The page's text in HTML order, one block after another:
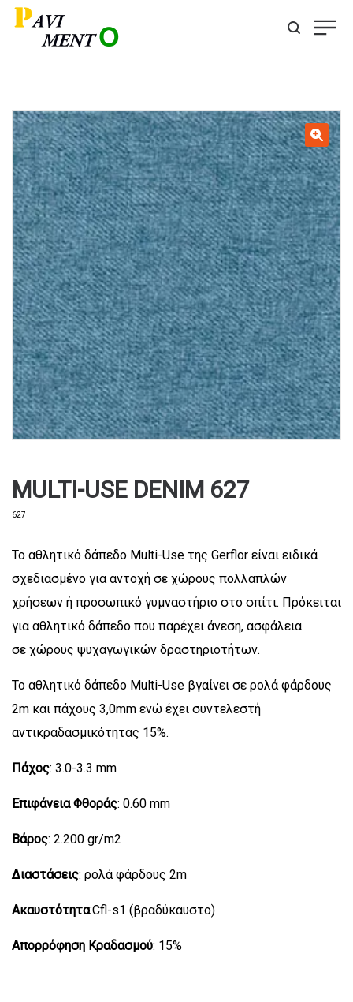
MULTI-USE DENIM 627
627
Το αθλητικό δάπεδο Multi-Use της Gerflor είναι ειδικά
σχεδιασμένο για αντοχή σε χώρους πολλαπλών
χρήσεων ή προσωπικό γυμναστήριο στο σπίτι. Πρόκειται
για αθλητικό δάπεδο που παρέχει άνεση, ασφάλεια
σε χώρους ψυχαγωγικών δραστηριοτήτων.
Το αθλητικό δάπεδο Multi-Use βγαίνει σε ρολά φάρδους
2m και πάχους 3,0mm ενώ έχει συντελεστή
αντικραδασμικότητας 15%.
Πάχος: 3.0-3.3 mm
Επιφάνεια Φθοράς: 0.60 mm
Βάρος: 2.200 gr/m2
Διαστάσεις: ρολά φάρδους 2m
Ακαυστότητα:Cfl-s1 (βραδύκαυστο)
Απορρόφηση Κραδασμού: 15%